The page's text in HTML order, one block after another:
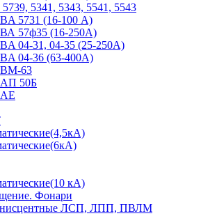
5341, 5343, 5541, 5543
5731 (16-100 А)
57ф35 (16-250А)
04-31, 04-35 (25-250А)
04-36 (63-400А)
ВМ-63
АП 50Б
АЕ
кА)
Фонари
ЛСП, ЛПП, ПВЛМ